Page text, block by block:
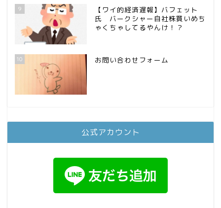
9
【ワイ的経済遅報】バフェット
氏 バークシャー自社株買いめち
ゃくちゃしてるやんけ！？
10 お問い合わせフォーム
公式アカウント